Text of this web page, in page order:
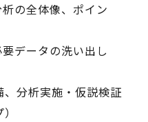
の全体像、ポイン
データの洗い出し
分析実施・仮説検証